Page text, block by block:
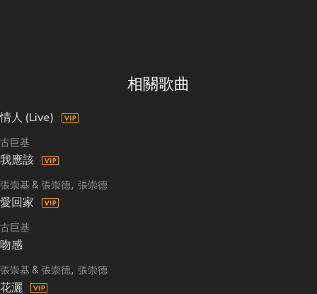
相關歌曲
情人 (Live)
古巨基
我應該
張崇基 & 張崇德 張崇德
愛回家
古巨基
吻感
張崇基 & 張崇德 張崇德
花灑